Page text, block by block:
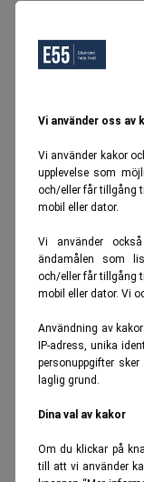
Vi använder oss av
Vi använder kakor
upplevelse som
och/eller får tillgång
mobil eller dator.
Vi använder
ändamålen som
och/eller får tillgång
mobil eller dator. Vi
Användning av
IP-adress, unika
personuppgifter
laglig grund.
Dina val av kakor
Om du klickar på
till att vi använder